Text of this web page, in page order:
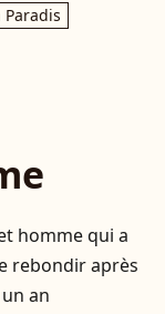
Paradis
homme qui a
rebondir après
an